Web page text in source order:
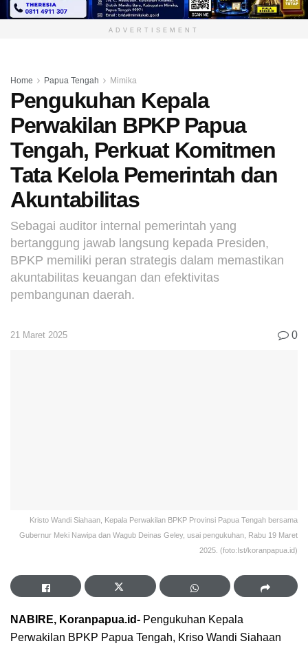
ADVERTISEMENT
Home Papua Tengah Mimika
Pengukuhan Kepala
Perwakilan BPKP Papua
Tengah, Perkuat Komitmen
Tata Kelola Pemerintah dan
Akuntabilitas
Sebagai auditor internal pemerintah yang
bertanggung jawab langsung kepada Presiden,
BPKP memiliki peran strategis dalam memastikan
akuntabilitas keuangan dan efektivitas
pembangunan daerah.
21 Maret 2025 0
Kristo Wandi Siahaan, Kepala Perwakilan BPKP Provinsi Papua Tengah bersama
Gubernur Meki Nawipa dan Wagub Deinas Geley, usai pengukuhan, Rabu 19 Maret
2025. (foto:Ist/koranpapua.id)
NABIRE, Koranpapua.id- Pengukuhan Kepala
Perwakilan BPKP Papua Tengah, Kriso Wandi Siahaan